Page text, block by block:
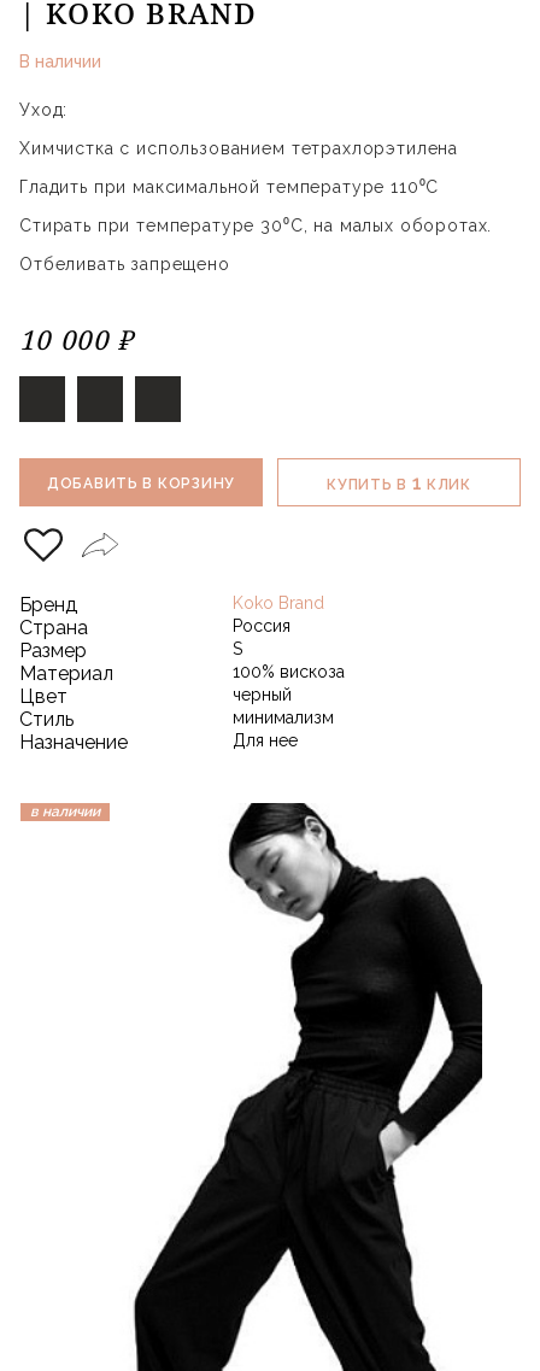
| KOKO BRAND
В наличии
Уход:
Химчистка с использованием тетрахлорэтилена
Гладить при максимальной температуре 110⁰С
Стирать при температуре 30⁰С, на малых оборотах.
Отбеливать запрещено
10 000 ₽
ДОБАВИТЬ В КОРЗИНУ КУПИТЬ В 1 КЛИК
Бренд Koko Brand
Страна Россия
Размер S
Материал 100% вискоза
Цвет черный
Стиль минимализм
Назначение Для нее
в наличии